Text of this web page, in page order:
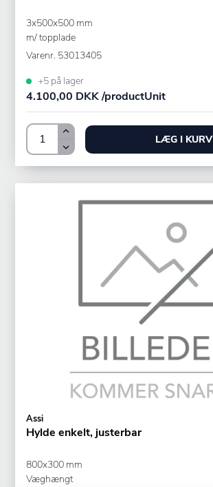
3x500x500 mm
m/ topplade
Varenr. 53013405
+5 på lager
4.100,00 DKK /productUnit
LÆG I KURV
Assi
Hylde enkelt, justerbar
800x300 mm
Væghængt